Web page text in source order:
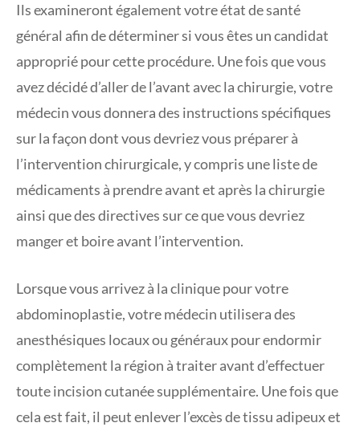
Ils examineront également votre état de santé
général afin de déterminer si vous êtes un candidat
approprié pour cette procédure. Une fois que vous
avez décidé d’aller de l’avant avec la chirurgie, votre
médecin vous donnera des instructions spécifiques
sur la façon dont vous devriez vous préparer à
l’intervention chirurgicale, y compris une liste de
médicaments à prendre avant et après la chirurgie
ainsi que des directives sur ce que vous devriez
manger et boire avant l’intervention.
Lorsque vous arrivez à la clinique pour votre
abdominoplastie, votre médecin utilisera des
anesthésiques locaux ou généraux pour endormir
complètement la région à traiter avant d’effectuer
toute incision cutanée supplémentaire. Une fois que
cela est fait, il peut enlever l’excès de tissu adipeux et